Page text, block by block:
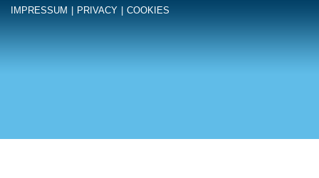
IMPRESSUM PRIVACY COOKIES